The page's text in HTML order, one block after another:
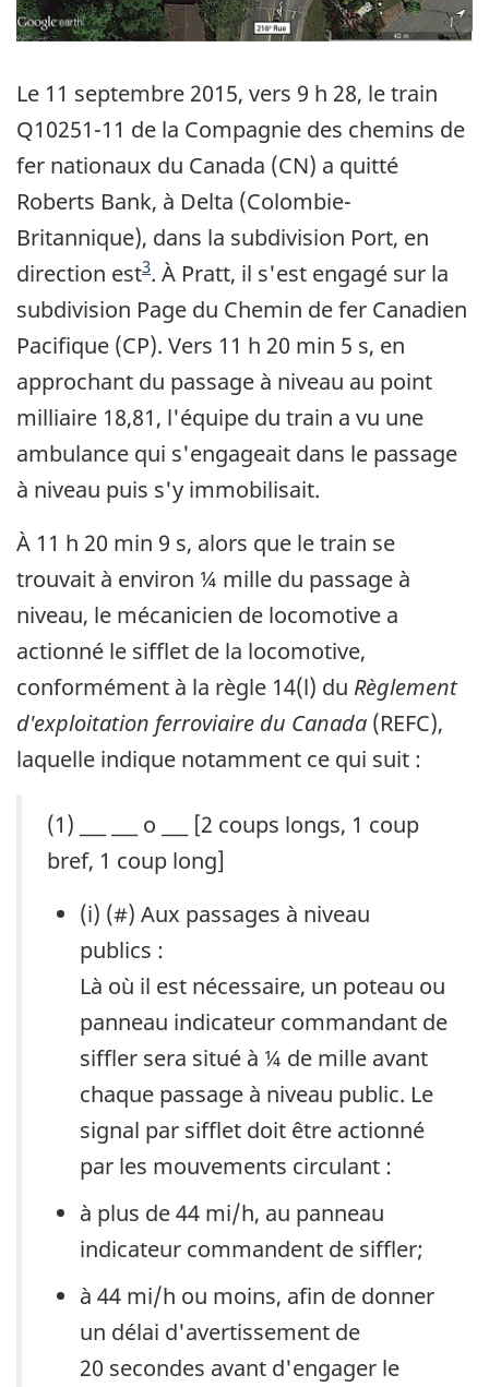
Le 11 septembre 2015, vers 9 h 28, le train
Q10251-11 de la Compagnie des chemins de
fer nationaux du Canada (CN) a quitté
Roberts Bank, à Delta (Colombie-
Britannique), dans la subdivision Port, en
direction est
Note de bas de page
3. À Pratt, il s'est engagé sur la
subdivision Page du Chemin de fer Canadien
Pacifique (CP). Vers 11 h 20 min 5 s, en
approchant du passage à niveau au point
milliaire 18,81, l'équipe du train a vu une
ambulance qui s'engageait dans le passage
à niveau puis s'y immobilisait.
À 11 h 20 min 9 s, alors que le train se
trouvait à environ ¼ mille du passage à
niveau, le mécanicien de locomotive a
actionné le sifflet de la locomotive,
conformément à la règle 14(l) du Règlement
d'exploitation ferroviaire du Canada (REFC),
laquelle indique notamment ce qui suit :
(1) ___ ___ o ___ [2 coups longs, 1 coup
bref, 1 coup long]
(i) (#) Aux passages à niveau
publics :
Là où il est nécessaire, un poteau ou
panneau indicateur commandant de
siffler sera situé à ¼ de mille avant
chaque passage à niveau public. Le
signal par sifflet doit être actionné
par les mouvements circulant :
à plus de 44 mi/h, au panneau
indicateur commandent de siffler;
à 44 mi/h ou moins, afin de donner
un délai d'avertissement de
20 secondes avant d'engager le